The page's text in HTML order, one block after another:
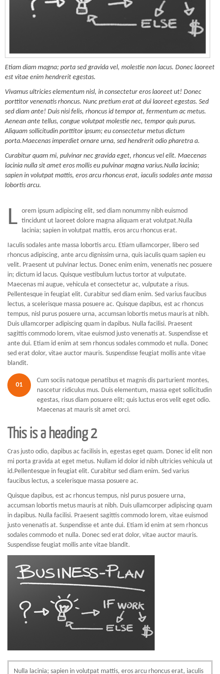
Etiam diam magna; porta sed gravida vel, molestie non lacus. Donec laoreet
est vitae enim hendrerit egestas.
Vivamus ultricies elementum nisl, in consectetur eros laoreet ut! Donec
porttitor venenatis rhoncus. Nunc pretium erat at dui laoreet egestas. Sed
sed diam ante! Duis nisi felis, rhoncus id tempor at, fermentum ac metus.
Aenean ante tellus, congue volutpat molestie nec, tempor quis purus.
Aliquam sollicitudin porttitor ipsum; eu consectetur metus dictum
porta.Maecenas imperdiet ornare urna, sed hendrerit odio pharetra a.
Curabitur quam mi, pulvinar nec gravida eget, rhoncus vel elit. Maecenas
lacinia nulla sit amet eros mollis eu pulvinar magna varius.Nulla lacinia;
sapien in volutpat mattis, eros arcu rhoncus erat, iaculis sodales ante massa
lobortis arcu.
L orem ipsum adipiscing elit, sed diam nonummy nibh euismod
tincidunt ut laoreet dolore magna aliquam erat volutpat.Nulla
lacinia; sapien in volutpat mattis, eros arcu rhoncus erat.
Iaculis sodales ante massa lobortis arcu. Etiam ullamcorper, libero sed
rhoncus adipiscing, ante arcu dignissim urna, quis iaculis quam sapien eu
velit. Praesent ut pulvinar lectus. Donec enim enim, venenatis nec posuere
in; dictum id lacus. Quisque vestibulum luctus tortor at vulputate.
Maecenas mi augue, vehicula et consectetur ac, vulputate a risus.
Pellentesque in feugiat elit. Curabitur sed diam enim. Sed varius faucibus
lectus, a scelerisque massa posuere ac. Quisque dapibus, est ac rhoncus
tempus, nisl purus posuere urna, accumsan lobortis metus mauris at nibh.
Duis ullamcorper adipiscing quam in dapibus. Nulla facilisi. Praesent
sagittis commodo lorem, vitae euismod justo venenatis at. Suspendisse et
ante dui. Etiam id enim at sem rhoncus sodales commodo et nulla. Donec
sed erat dolor, vitae auctor mauris. Suspendisse feugiat mollis ante vitae
blandit.
01
Cum sociis natoque penatibus et magnis dis parturient montes,
nascetur ridiculus mus. Duis elementum, massa eget sollicitudin
egestas, risus diam posuere elit; quis luctus eros velit eget odio.
Maecenas at mauris sit amet orci.
This is a heading 2
Cras justo odio, dapibus ac facilisis in, egestas eget quam. Donec id elit non
mi porta gravida at eget metus. Nullam id dolor id nibh ultricies vehicula ut
id.Pellentesque in feugiat elit. Curabitur sed diam enim. Sed varius
faucibus lectus, a scelerisque massa posuere ac.
Quisque dapibus, est ac rhoncus tempus, nisl purus posuere urna,
accumsan lobortis metus mauris at nibh. Duis ullamcorper adipiscing quam
in dapibus. Nulla facilisi. Praesent sagittis commodo lorem, vitae euismod
justo venenatis at. Suspendisse et ante dui. Etiam id enim at sem rhoncus
sodales commodo et nulla. Donec sed erat dolor, vitae auctor mauris.
Suspendisse feugiat mollis ante vitae blandit.
Nulla lacinia; sapien in volutpat mattis, eros arcu rhoncus erat, iaculis